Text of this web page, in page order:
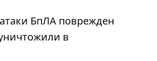
БпЛА поврежден
в